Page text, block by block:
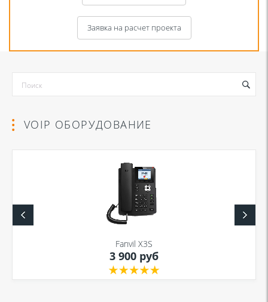
Я даю согласие на обработку моих персональных данных для связи
Политикой в отношении обработки персональных
Политикой конфиденциальности
Заявка на расчет проекта
Я даю согласие на обработку моих персональных данных для связи
Политикой в отношении обработки персональных
VOIP ОБОРУДОВАНИЕ
Fanvil X3S
3 900 руб